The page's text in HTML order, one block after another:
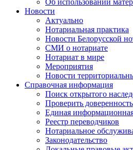
Об использовании
Новости
Актуально
Нотариальная практика
Новости Белорусской
СМИ о нотариате
Нотариат в мире
Мероприятия
Новости
Справочная информация
Поиск открытого
Проверить доверенность
Единая
Реестр переводчиков
Нотариальное
Законодательство